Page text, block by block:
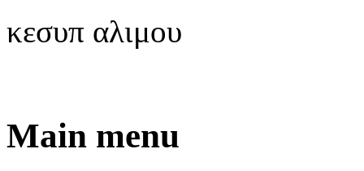
κεσυπ αλιμου
Main menu